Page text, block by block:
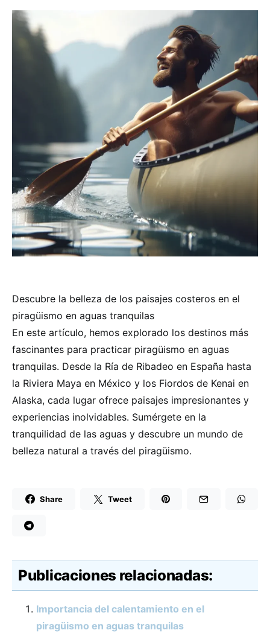
Descubre la belleza de los paisajes costeros en el
piragüismo en aguas tranquilas
En este artículo, hemos explorado los destinos más
fascinantes para practicar piragüismo en aguas
tranquilas. Desde la Ría de Ribadeo en España hasta
la Riviera Maya en México y los Fiordos de Kenai en
Alaska, cada lugar ofrece paisajes impresionantes y
experiencias inolvidables. Sumérgete en la
tranquilidad de las aguas y descubre un mundo de
belleza natural a través del piragüismo.
Share Tweet
Publicaciones relacionadas:
Importancia del calentamiento en el
piragüismo en aguas tranquilas